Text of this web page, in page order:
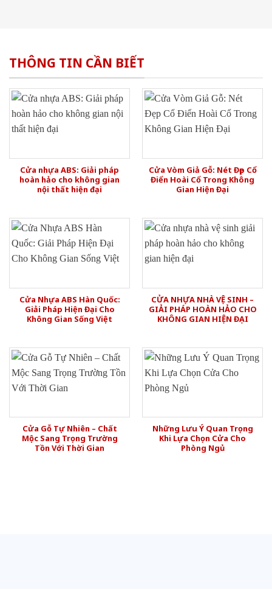
THÔNG TIN CẦN BIẾT
Cửa nhựa ABS: Giải pháp
hoàn hảo cho không gian
nội thất hiện đại
Cửa Vòm Giả Gỗ: Nét Đẹp Cổ
Điển Hoài Cổ Trong Không
Gian Hiện Đại
Cửa Nhựa ABS Hàn Quốc:
Giải Pháp Hiện Đại Cho
Không Gian Sống Việt
CỬA NHỰA NHÀ VỆ SINH –
GIẢI PHÁP HOÀN HẢO CHO
KHÔNG GIAN HIỆN ĐẠI
Cửa Gỗ Tự Nhiên – Chất
Mộc Sang Trọng Trường
Tồn Với Thời Gian
Những Lưu Ý Quan Trọng
Khi Lựa Chọn Cửa Cho
Phòng Ngủ